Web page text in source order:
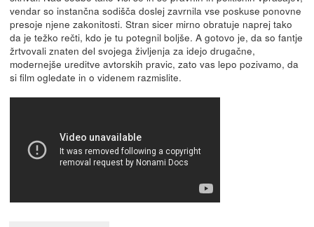
vendar so instančna sodišča doslej zavrnila vse poskuse ponovne
presoje njene zakonitosti. Stran sicer mirno obratuje naprej tako
da je težko rečti, kdo je tu potegnil boljše. A gotovo je, da so fantje
žrtvovali znaten del svojega življenja za idejo drugačne,
modernejše ureditve avtorskih pravic, zato vas lepo pozivamo, da
si film ogledate in o videnem razmislite.